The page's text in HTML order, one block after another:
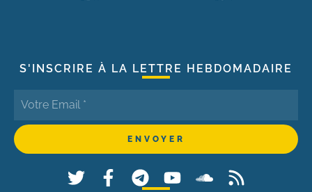
S'INSCRIRE À LA LETTRE HEBDOMADAIRE